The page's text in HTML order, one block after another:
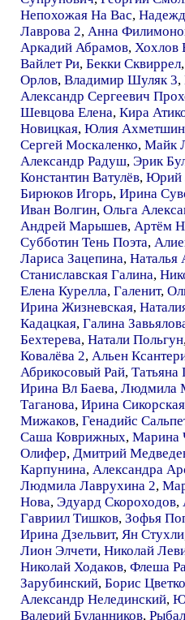
Непохожая На Вас,
Лаврова 2, Анна
Аркадий Абрамов, Хохлов
Вайлет Ри, Бекки Сквиррел,
Орлов, Владимир Шуляк 3,
Александр Сергеевич
Шевцова Елена, Кира
Новицкая, Юлия
Сергей Москаленко, Майк
Александр Радуш, Эрик
Константин Ватулёв, Юрий
Бирюков Игорь, Ирина
Иван Волгин, Ольга
Андрей Марышев, Артём
Субботин Тень Поэта,
Лариса Зацепина, Наталья
Станиславская Галина,
Елена Курелла, Галенит,
Ирина Жизневская,
Кадацкая, Галина
Бехтерева, Натали Польгун
Ковалёва 2, Альен
Абрикосовый Рай, Татьяна
Ирина Вл Баева, Людмила
Таганова, Ирина Сикорская
Мижаков, Генадийс
Саша Коврижных, Марина
Олифер, Дмитрий
Карпунина, Александра
Людмила Лаврухина 2,
Нова, Эдуард Скороходов,
Гавриил Тишков, Зофья
Ирина Дзельвит, Ян Стухли
Лион Элчети, Николай
Николай Ходаков, Флеша
Зарубинский, Борис
Александр Нелединский,
Валерий Буланников,